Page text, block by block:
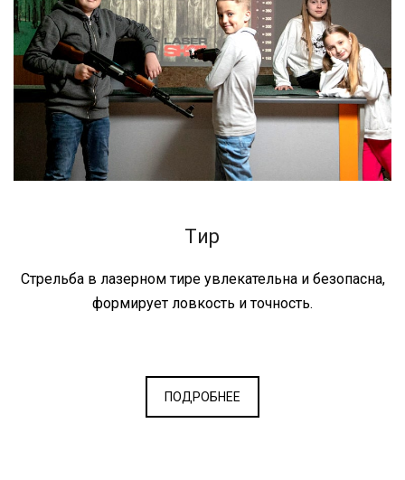
Тир
Стрельба в лазерном тире увлекательна и безопасна,
формирует ловкость и точность.
ПОДРОБНЕЕ